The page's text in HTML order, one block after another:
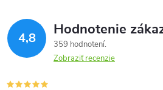
4,8 Hodnotenie
359 hodnotení
Zobraziť recenzie